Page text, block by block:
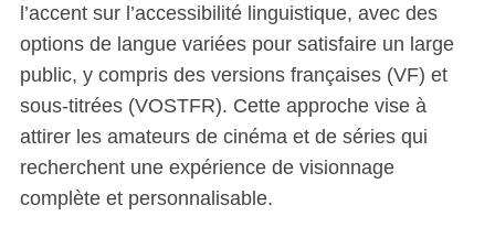
l’accent sur l’accessibilité linguistique, avec des
options de langue variées pour satisfaire un large
public, y compris des versions françaises (VF) et
sous-titrées (VOSTFR). Cette approche vise à
attirer les amateurs de cinéma et de séries qui
recherchent une expérience de visionnage
complète et personnalisable.